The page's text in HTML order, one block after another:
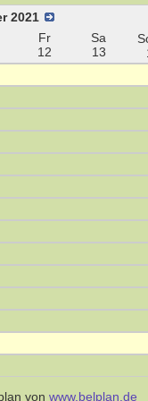
2021
Fr
12
Sa
13
von www.belplan.de